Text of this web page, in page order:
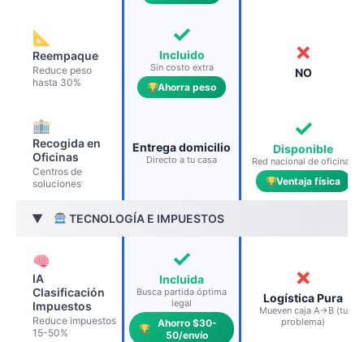
Reempaque
Reduce peso
hasta 30%
✓
Incluido
Sin costo extra
Ahorra peso
✗
NO
Recogida en
Oficinas
Centros de
soluciones
Entrega domicilio
Directo a tu casa
✓
Disponible
Red nacional de oficinas
Ventaja física
▶ TECNOLOGÍA E IMPUESTOS
IA
Clasificación
Impuestos
Reduce impuestos
15-50%
✓
Incluida
Busca partida óptima
legal
Ahorro $30-
50/envío
✗
Logística Pura
Mueven caja A→B (tu
problema)